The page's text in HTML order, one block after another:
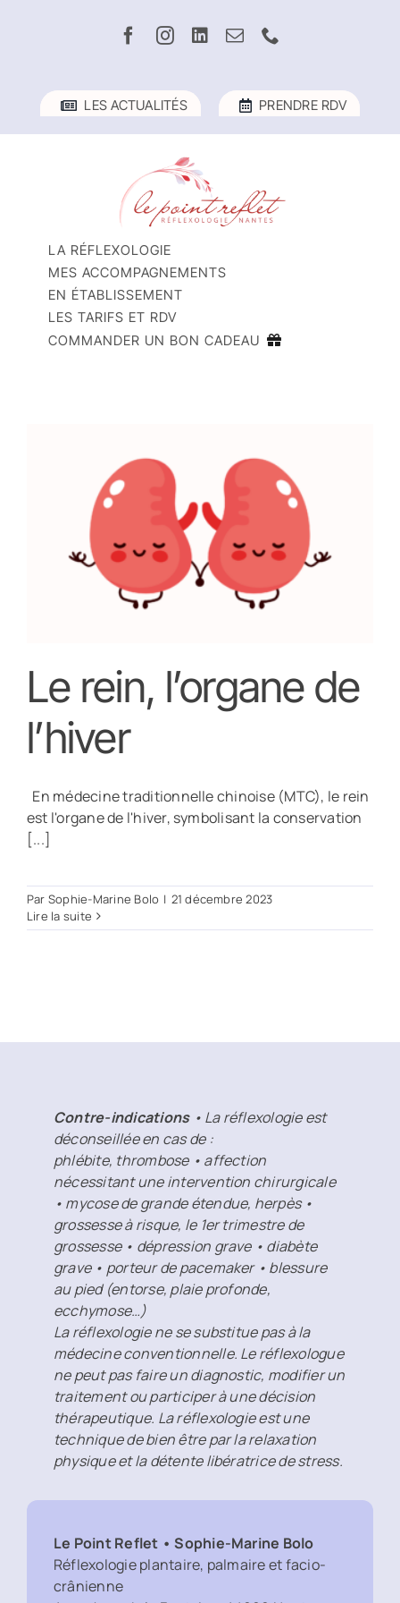
LES ACTUALITÉS PRENDRE RDV
LA RÉFLEXOLOGIE
MES ACCOMPAGNEMENTS
EN ÉTABLISSEMENT
LES TARIFS ET RDV
COMMANDER UN BON CADEAU
Le rein, l’organe de
l’hiver
En médecine traditionnelle chinoise (MTC), le rein
est l'organe de l'hiver, symbolisant la conservation
[...]
Par Sophie-Marine Bolo | 21 décembre 2023
Lire la suite
Contre-indications• La réflexologie est
déconseillée en cas de :
phlébite, thrombose • affection
nécessitant une intervention chirurgicale
• mycose de grande étendue, herpès •
grossesse à risque, le 1er trimestre de
grossesse • dépression grave • diabète
grave • porteur de pacemaker • blessure
au pied (entorse, plaie profonde,
ecchymose…)
La réflexologie ne se substitue pas à la
médecine conventionnelle. Le réflexologue
ne peut pas faire un diagnostic, modifier un
traitement ou participer à une décision
thérapeutique. La réflexologie est une
technique de bien être par la relaxation
physique et la détente libératrice de stress.
Le Point Reflet • Sophie-Marine Bolo
Réflexologie plantaire, palmaire et facio-
crânienne